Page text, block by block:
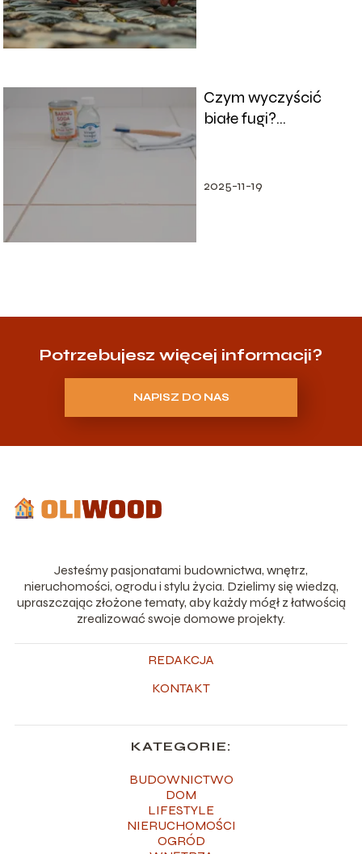
Czym wyczyścić
białe fugi?
2025-11-19
Potrzebujesz więcej informacji?
NAPISZ DO NAS
Jesteśmy pasjonatami budownictwa, wnętrz,
nieruchomości, ogrodu i stylu życia. Dzielimy się wiedzą,
upraszczając złożone tematy, aby każdy mógł z łatwością
zrealizować swoje domowe projekty.
REDAKCJA
KONTAKT
KATEGORIE:
BUDOWNICTWO
DOM
LIFESTYLE
NIERUCHOMOŚCI
OGRÓD